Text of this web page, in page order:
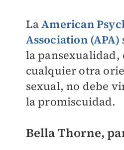
LaAmerican
Association (APA)
la pansexualidad,
cualquier otra
sexual, no debe
la promiscuidad.
Bella Thorne,